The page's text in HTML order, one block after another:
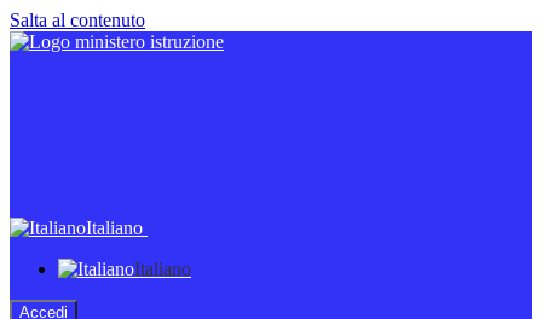
Salta al contenuto
Italiano
Italiano
Accedi